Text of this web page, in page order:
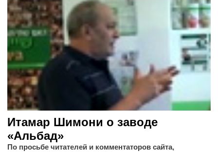
Итамар Шимони о заводе
«Альбад»
По просьбе читателей и комментаторов сайта,